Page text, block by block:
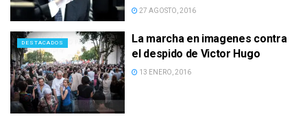
27 AGOSTO, 2016
DESTACADOS
La marcha en imagenes contra
el despido de Victor Hugo
13 ENERO, 2016